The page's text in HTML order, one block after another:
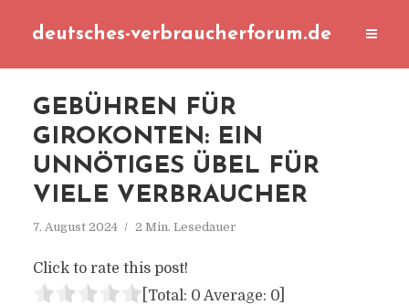
deutsches-verbraucherforum.de
GEBÜHREN FÜR
GIROKONTEN: EIN
UNNÖTIGES ÜBEL FÜR
VIELE VERBRAUCHER
7. August 2024 2 Min. Lesedauer
Click to rate this post!
[Total: 0 Average: 0]